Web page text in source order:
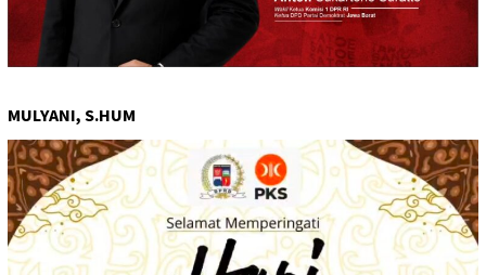
MULYANI, S.HUM